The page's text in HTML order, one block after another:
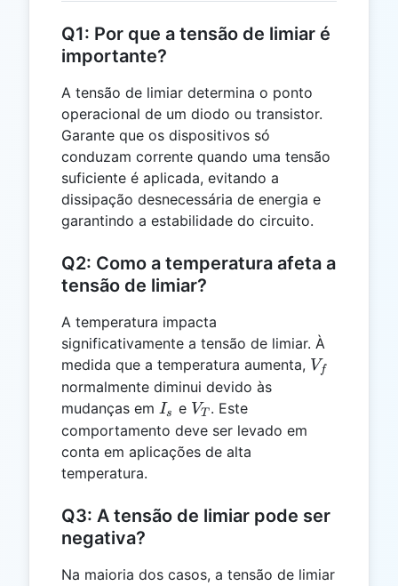
Q1: Por que a tensão de limiar é
importante?
A tensão de limiar determina o ponto
operacional de um diodo ou transistor.
Garante que os dispositivos só
conduzam corrente quando uma tensão
suficiente é aplicada, evitando a
dissipação desnecessária de energia e
garantindo a estabilidade do circuito.
Q2: Como a temperatura afeta a
tensão de limiar?
A temperatura impacta
significativamente a tensão de limiar. À
medida que a temperatura aumenta, V_f
Vf
normalmente diminui devido às
mudanças em I_s
Is e V_T
VT . Este
comportamento deve ser levado em
conta em aplicações de alta
temperatura.
Q3: A tensão de limiar pode ser
negativa?
Na maioria dos casos, a tensão de limiar